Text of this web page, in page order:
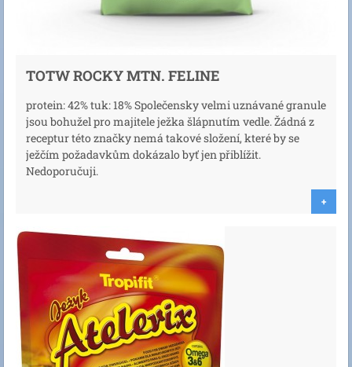
TOTW ROCKY MTN. FELINE
protein: 42% tuk: 18% Společensky velmi uznávané granule
jsou bohužel pro majitele ježka šlápnutím vedle. Žádná z
receptur této značky nemá takové složení, které by se
ježčím požadavkům dokázalo byť jen přiblížit.
Nedoporučuji.
+